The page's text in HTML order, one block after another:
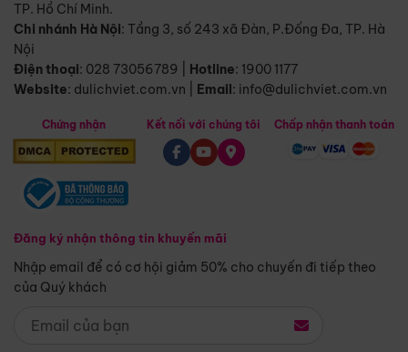
TP. Hồ Chí Minh.
Chi nhánh Hà Nội: Tầng 3, số 243 xã Đàn, P.Đống Đa, TP. Hà
Nội
Điện thoại: 028 73056789 Hotline: 1900 1177
Website: dulichviet.com.vn Email: info@dulichviet.com.vn
Chứng nhận
Đăng ký nhận thông tin khuyến mãi
Nhập email để có cơ hội giảm 50% cho chuyến đi tiếp theo
của Quý khách
Kết nối với chúng tôi Chấp nhận thanh toán